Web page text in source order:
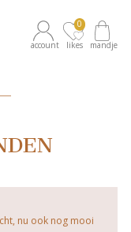
account likes
0
mandje
nu ook nog mooi